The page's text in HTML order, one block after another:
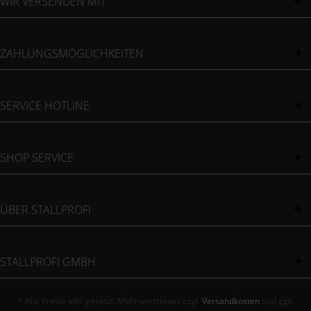
ZAHLUNGSMÖGLICHKEITEN
SERVICE HOTLINE
SHOP SERVICE
ÜBER STALLPROFI
STALLPROFI GMBH
* Alle Preise inkl. gesetzl. Mehrwertsteuer zzgl. Versandkosten und ggf.